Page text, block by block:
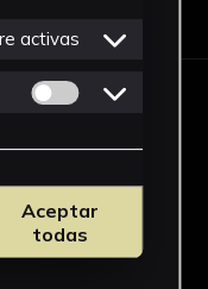
Editorial US
activas
Permitir cookies
Aceptar
todas